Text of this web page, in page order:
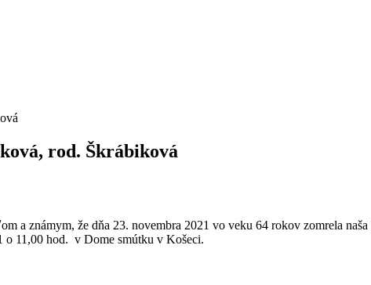
rod. Škrábiková
a známym, že dňa 23. novembra 2021 vo veku 64 rokov zomrela
o 11,00 hod. v Dome smútku v Košeci.